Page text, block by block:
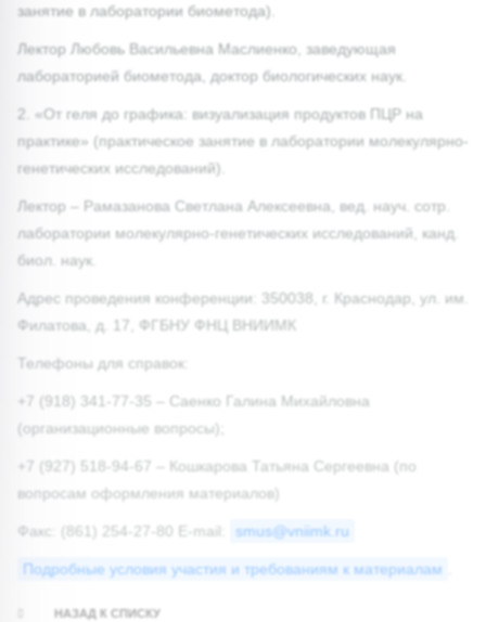
занятие в лаборатории биометода).
Лектор Любовь Васильевна Маслиенко, заведующая
лабораторией биометода, доктор биологических наук.
2. «От геля до графика: визуализация продуктов ПЦР на
практике» (практическое занятие в лаборатории молекулярно-
генетических исследований).
Лектор – Рамазанова Светлана Алексеевна, вед. науч. сотр.
лаборатории молекулярно-генетических исследований, канд.
биол. наук.
Адрес проведения конференции: 350038, г. Краснодар, ул. им.
Филатова, д. 17, ФГБНУ ФНЦ ВНИИМК
Телефоны для справок:
+7 (918) 341-77-35 – Саенко Галина Михайловна
(организационные вопросы);
+7 (927) 518-94-67 – Кошкарова Татьяна Сергеевна (по
вопросам оформления материалов)
Факс: (861) 254-27-80 Е-mail: smus@vniimk.ru
Подробные условия участия и требованиям к материалам
НАЗАД К СПИСКУ